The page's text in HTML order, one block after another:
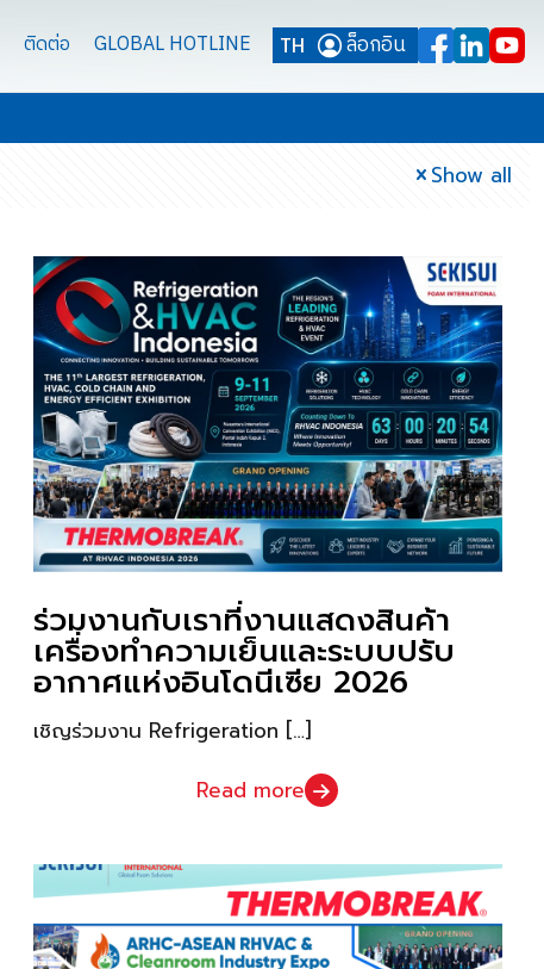
ติดต่อ GLOBAL HOTLINE TH ล็อกอิน
Show all
ร่วมงานกับเราที่งานแสดงสินค้า
เครื่องทำความเย็นและระบบปรับ
อากาศแห่งอินโดนีเซีย 2026
เชิญร่วมงาน Refrigeration […]
Read more